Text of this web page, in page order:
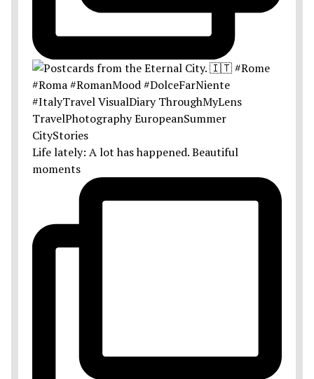
Life lately: A lot has happened. Beautiful
moments